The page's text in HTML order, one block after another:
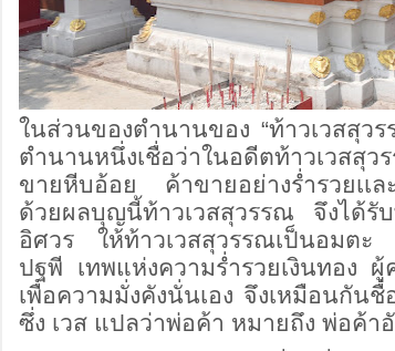
ในส่วนของตำนานของ “ท้าวเวสสุ
ตำนานหนึ่งเชื่อว่าในอดีตท้าวเวสสุว
ขายหีบอ้อย ค้าขายอย่างร่ำรวยเเล
ด้วยผลบุญนี้ท้าวเวสสุวรรณ จึงได้รั
อิศวร ให้ท้าวเวสสุวรรณเป็นอมตะ
ปฐพี เทพแห่งความร่ำรวยเงินทอง
เพื่อความมั่งคังนั่นเอง จึงเหมือนกัน
ซึ่ง เวส แปลว่าพ่อค้า หมายถึง พ่อค้า